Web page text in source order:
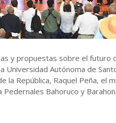
y propuestas sobre el futuro
Universidad Autónoma de
la República, Raquel Peña, el
Bahoruco y